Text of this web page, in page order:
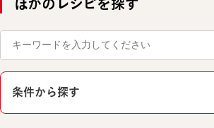
ほかのレシピを探す
条件から探す